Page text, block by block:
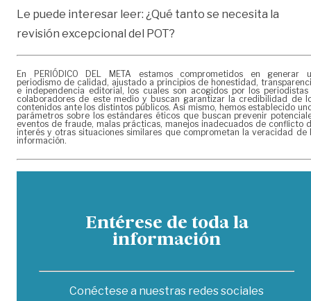
Le puede interesar leer: ¿Qué tanto se necesita la
revisión excepcional del POT?
En PERIÓDICO DEL META estamos comprometidos en generar
periodismo de calidad, ajustado a principios de honestidad,
e independencia editorial, los cuales son acogidos por los periodistas
colaboradores de este medio y buscan garantizar la credibilidad de
contenidos ante los distintos públicos. Así mismo, hemos establecido
parámetros sobre los estándares éticos que buscan prevenir
eventos de fraude, malas prácticas, manejos inadecuados de conflicto
interés y otras situaciones similares que comprometan la veracidad de
información.
Entérese de toda la
información
Conéctese a nuestras redes sociales